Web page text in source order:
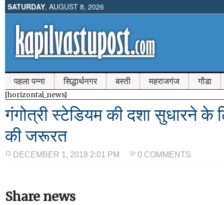
SATURDAY, AUGUST 8, 2026
पहला पन्ना सिद्धार्थनगर बस्ती महराजगंज गोंडा
[horizontal_news]
गंगोत्री स्टेडियम की दशा सुधारने के
की जरूरत
DECEMBER 1, 2018 2:01 PM 0 COMMENTS
Share news